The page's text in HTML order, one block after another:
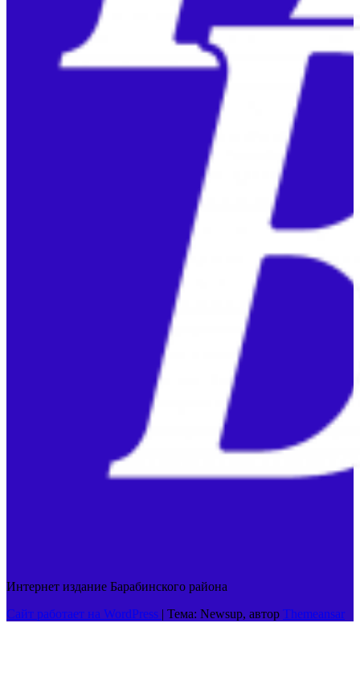
Интернет издание Барабинского района
Сайт работает на WordPress | Тема: Newsup, автор Themeansar